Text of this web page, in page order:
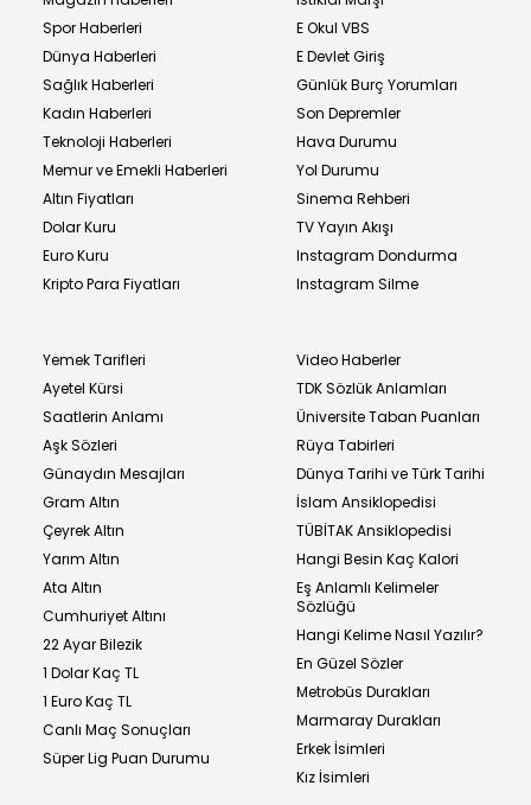
Spor Haberleri
Dünya Haberleri
Sağlık Haberleri
Kadın Haberleri
Teknoloji Haberleri
Memur ve Emekli Haberleri
Altın Fiyatları
Dolar Kuru
Euro Kuru
Kripto Para Fiyatları
E Okul VBS
E Devlet Giriş
Günlük Burç Yorumları
Son Depremler
Hava Durumu
Yol Durumu
Sinema Rehberi
TV Yayın Akışı
Instagram Dondurma
Instagram Silme
Yemek Tarifleri
Ayetel Kürsi
Saatlerin Anlamı
Aşk Sözleri
Günaydın Mesajları
Gram Altın
Çeyrek Altın
Yarım Altın
Ata Altın
Cumhuriyet Altını
22 Ayar Bilezik
1 Dolar Kaç TL
1 Euro Kaç TL
Canlı Maç Sonuçları
Süper Lig Puan Durumu
Video Haberler
TDK Sözlük Anlamları
Üniversite Taban Puanları
Rüya Tabirleri
Dünya Tarihi ve Türk Tarihi
İslam Ansiklopedisi
TÜBİTAK Ansiklopedisi
Hangi Besin Kaç Kalori
Eş Anlamlı Kelimeler
Sözlüğü
Hangi Kelime Nasıl Yazılır?
En Güzel Sözler
Metrobüs Durakları
Marmaray Durakları
Erkek İsimleri
Kız İsimleri